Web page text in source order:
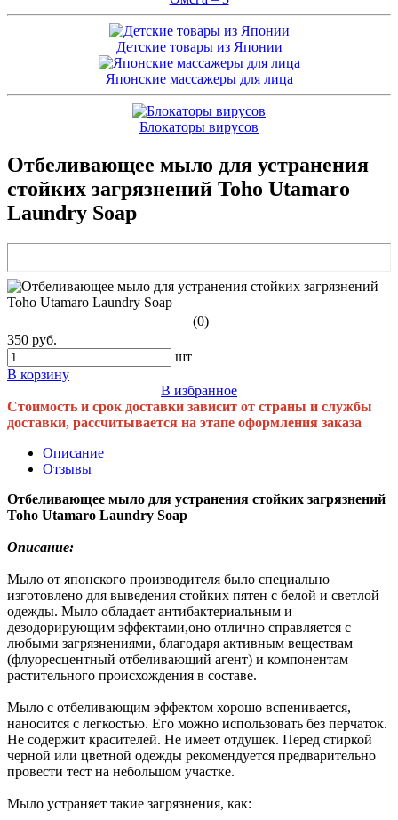
Детские товары из Японии
Японские массажеры для лица
Блокаторы вирусов
Отбеливающее мыло для устранения
стойких загрязнений Toho Utamaro
Laundry Soap
(0)
350 руб.
шт
В корзину
В избранное
Стоимость и срок доставки зависит от страны и службы
доставки, рассчитывается на этапе оформления заказа
Описание
Отзывы
Отбеливающее мыло для устранения стойких загрязнений
Toho Utamaro Laundry Soap
Описание:
Мыло от японского производителя было специально
изготовлено для выведения стойких пятен с белой и светлой
одежды. Мыло обладает антибактериальным и
дезодорирующим эффектами,оно отлично справляется с
любыми загрязнениями, благодаря активным веществам
(флуоресцентный отбеливающий агент) и компонентам
растительного происхождения в составе.
Мыло с отбеливающим эффектом хорошо вспенивается,
наносится с легкостью. Его можно использовать без перчаток.
Не содержит красителей. Не имеет отдушек. Перед стиркой
черной или цветной одежды рекомендуется предварительно
провести тест на небольшом участке.
Мыло устраняет такие загрязнения, как: